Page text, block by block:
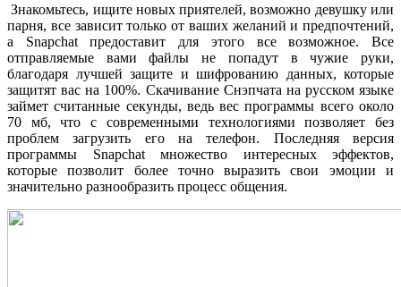
Знакомьтесь, ищите новых приятелей, возможно девушку или
парня, все зависит только от ваших желаний и предпочтений,
а Snapchat предоставит для этого все возможное. Все
отправляемые вами файлы не попадут в чужие руки,
благодаря лучшей защите и шифрованию данных, которые
защитят вас на 100%. Скачивание Снэпчата на русском языке
займет считанные секунды, ведь вес программы всего около
70 мб, что с современными технологиями позволяет без
проблем загрузить его на телефон. Последняя версия
программы Snapchat множество интересных эффектов,
которые позволит более точно выразить свои эмоции и
значительно разнообразить процесс общения.